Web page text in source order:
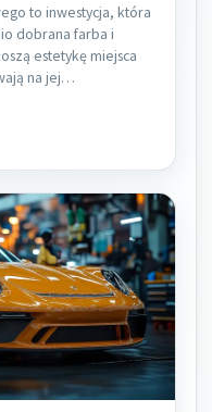
to inwestycja, która
dobrana farba i
estetykę miejsca
na jej